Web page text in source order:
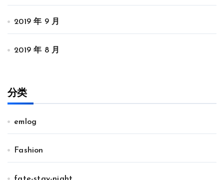
2019 年 9 月
2019 年 8 月
分类
emlog
Fashion